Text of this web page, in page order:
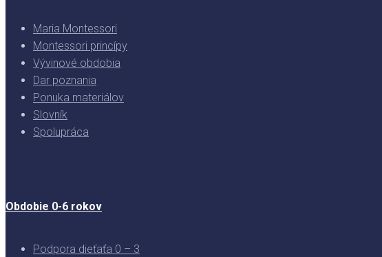
Maria Montessori
Montessori princípy
Vývinové obdobia
Dar poznania
Ponuka materiálov
Slovník
Spolupráca
Obdobie 0-6 rokov
Podpora dieťaťa 0 – 3